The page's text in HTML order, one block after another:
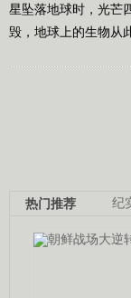
星坠落地球时，光芒
毁，地球上的生物从
纪
热门推荐